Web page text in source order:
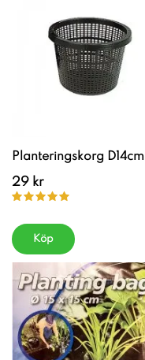
Planteringskorg D14cm
29 kr
Köp